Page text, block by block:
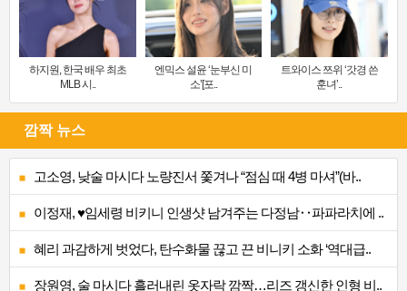
하지원, 한국 배우 최초
MLB 시..
엔믹스 설윤 ‘눈부신 미
소’[포..
트와이스 쯔위 ‘갓경 쓴
훈녀’..
깜짝 뉴스
고소영, 낮술 마시다 노량진서 쫓겨나 “점심 때 4병 마셔”(바..
이정재, ♥임세령 비키니 인생샷 남겨주는 다정남‥파파라치에 ..
혜리 과감하게 벗었다, 탄수화물 끊고 끈 비니키 소화 ‘역대급..
장원영, 술 마시다 흘러내린 옷자락 깜짝…리즈 갱신한 인형 비..